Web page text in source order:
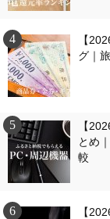
【
グ｜
【
とめ
較
【